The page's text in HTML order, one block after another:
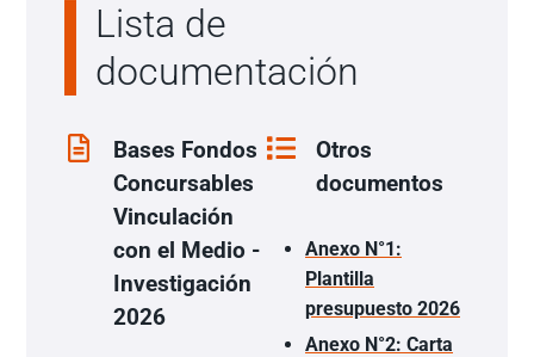
Lista de
documentación
Bases Fondos
Concursables
Vinculación
con el Medio -
Investigación
2026
Otros
documentos
Anexo N°1:
Plantilla
presupuesto 2026
Anexo N°2: Carta